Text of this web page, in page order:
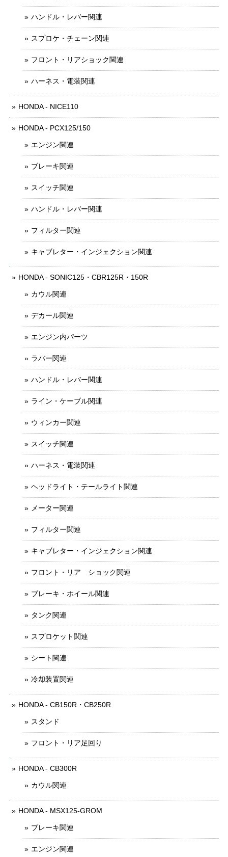
ハンドル・レバー関連
スプロケ・チェーン関連
フロント・リアショック関連
ハーネス・電装関連
HONDA - NICE110
HONDA - PCX125/150
エンジン関連
ブレーキ関連
スイッチ関連
ハンドル・レバー関連
フィルター関連
キャブレター・インジェクション関連
HONDA - SONIC125・CBR125R・150R
カウル関連
デカール関連
エンジン内パーツ
ラバー関連
ハンドル・レバー関連
ライン・ケーブル関連
ウィンカー関連
スイッチ関連
ハーネス・電装関連
ヘッドライト・テールライト関連
メーター関連
フィルター関連
キャブレター・インジェクション関連
フロント・リア ショック関連
ブレーキ・ホイール関連
タンク関連
スプロケット関連
シート関連
冷却装置関連
HONDA - CB150R・CB250R
スタンド
フロント・リア足回り
HONDA - CB300R
カウル関連
HONDA - MSX125-GROM
ブレーキ関連
エンジン関連